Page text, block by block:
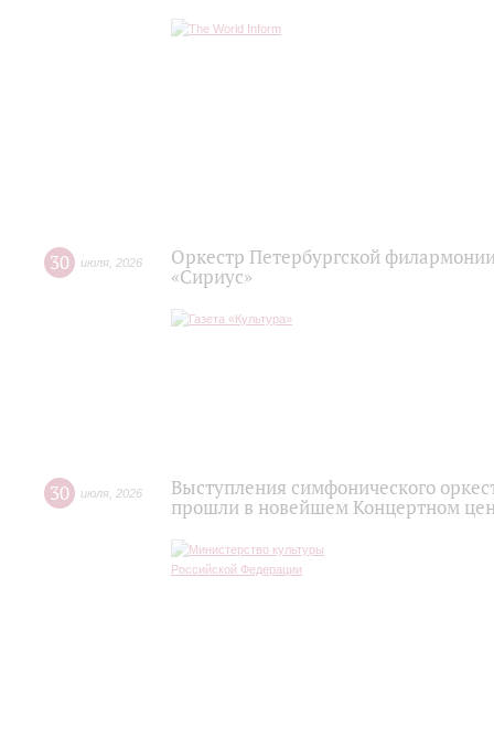
30 июля 2026
Оркестр Петербургской
«Сириус»
30 июля 2026
Выступления симфонического
прошли в новейшем Концертном